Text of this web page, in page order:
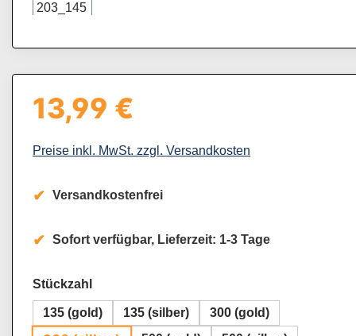
Regulärer Preis:
13,99 €
Preise inkl. MwSt. zzgl. Versandkosten
Versandkostenfrei
Sofort verfügbar, Lieferzeit: 1-3 Tage
Stückzahl auswählen
135 (gold) 135 (silber) 300 (gold)